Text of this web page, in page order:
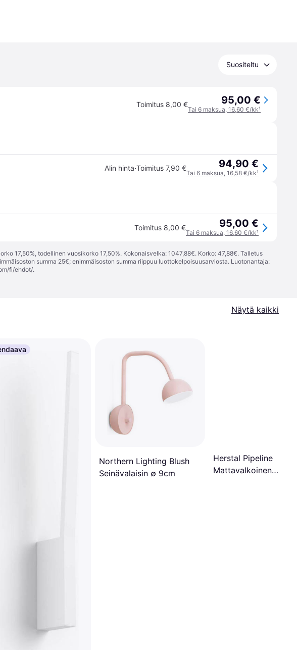
Suositeltu
Toimitus 8,00 € 95,00 €
Tai 6 maksua, 16,60 €/kk¹
Alin hinta·Toimitus 7,90 € 94,90 €
Tai 6 maksua, 16,58 €/kk¹
Toimitus 8,00 € 95,00 €
Tai 6 maksua, 16,60 €/kk¹
17,50%, todellinen vuosikorko 17,50%. Kokonaisvelka: 1047,88€. Korko: 47,88€. Talletus
summa 25€; enimmäisoston summa riippuu luottokelpoisuusarviosta. Luotonantaja:
fi/ehdot/.
Näytä kaikki
Northern Lighting Blush
Seinävalaisin ∅ 9cm
Herstal Pipeline
Mattavalkoinen